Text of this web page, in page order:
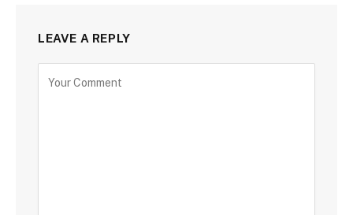
LEAVE A REPLY